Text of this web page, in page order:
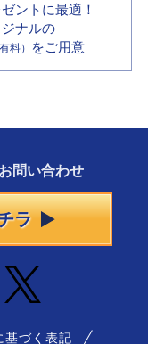
ントに最適！
ナルの
有料） をご用意
お問い合わせ
ラ
基づく表記